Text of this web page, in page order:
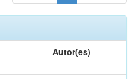
Autor(es)